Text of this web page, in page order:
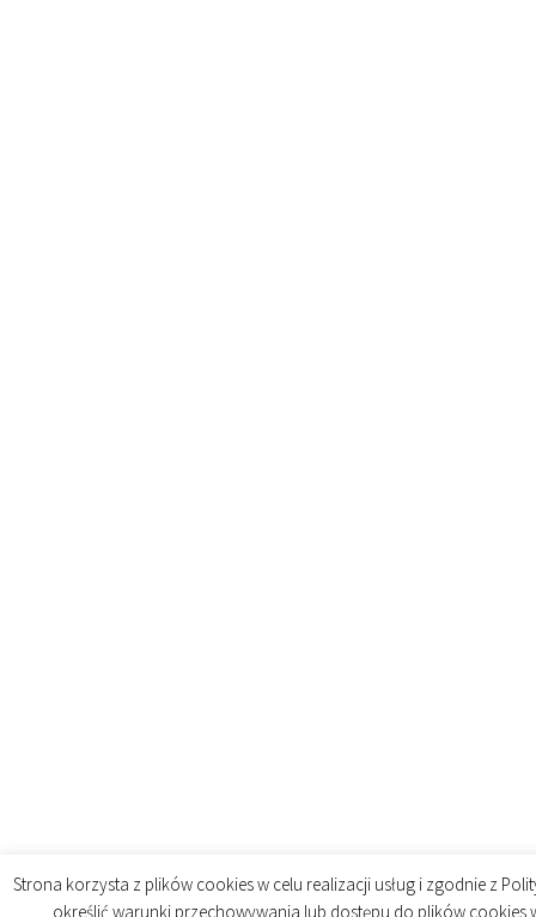
Strona korzysta z plików cookies w celu realizacji usług i zgodnie z
określić warunki przechowywania lub dostępu do plików cookies